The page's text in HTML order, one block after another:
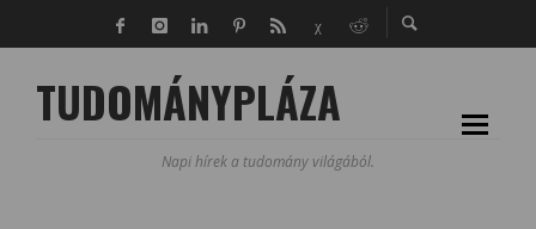
TUDOMÁNYPLÁZA
Napi hírek a tudomány világából.